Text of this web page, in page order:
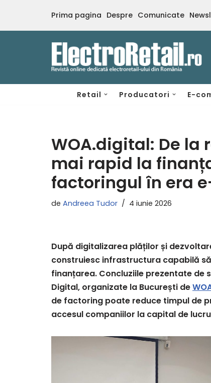
Sari
Prima pagina Despre Comunicate
Retail Producatori E-
WOA.digital: De
mai rapid la
factoringul în era
de Andreea Tudor 4 iunie 2026
După digitalizarea plăților și
construiesc infrastructura capabilă
finanțarea. Concluziile prezentate de
Digital, organizate la București de
de factoring poate reduce timpul de
accesul companiilor la capital de